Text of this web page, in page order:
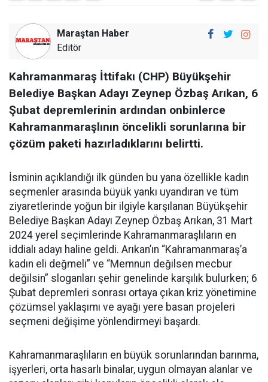
Maraştan Haber
Editör
Kahramanmaraş İttifakı (CHP) Büyükşehir
Belediye Başkan Adayı Zeynep Özbaş Arıkan, 6
Şubat depremlerinin ardından onbinlerce
Kahramanmaraşlının öncelikli sorunlarına bir
çözüm paketi hazırladıklarını belirtti.
İsminin açıklandığı ilk günden bu yana özellikle kadın
seçmenler arasında büyük yankı uyandıran ve tüm
ziyaretlerinde yoğun bir ilgiyle karşılanan Büyükşehir
Belediye Başkan Adayı Zeynep Özbaş Arıkan, 31 Mart
2024 yerel seçimlerinde Kahramanmaraşlıların en
iddialı adayı haline geldi. Arıkan’ın “Kahramanmaraş’a
kadın eli değmeli” ve “Memnun değilsen mecbur
değilsin” sloganları şehir genelinde karşılık bulurken; 6
Şubat depremleri sonrası ortaya çıkan kriz yönetimine
çözümsel yaklaşımı ve ayağı yere basan projeleri
seçmeni değişime yönlendirmeyi başardı.
Kahramanmaraşlıların en büyük sorunlarından barınma,
işyerleri, orta hasarlı binalar, uygun olmayan alanlar ve